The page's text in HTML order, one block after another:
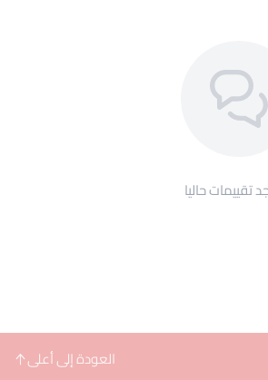
تقييمات حاليا
العودة إلى أعلى